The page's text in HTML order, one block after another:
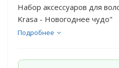
Набор аксессуаров для
Krasa - Новогоднее чудо"
Подробнее